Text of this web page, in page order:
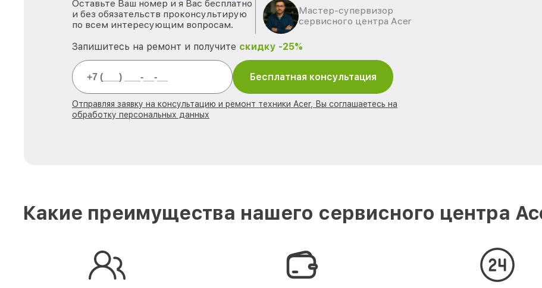
Оставьте Ваш номер и я Вас бесплатно
и без обязательств проконсультирую
по всем интересующим вопросам.
Мастер-супервизор
сервисного центра Acer
Запишитесь на ремонт и получите скидку -25%
Бесплатная консультация
Отправляя заявку на консультацию и ремонт техники Acer, Вы соглашаетесь на
обработку персональных данных
Какие преимущества нашего сервисного центра